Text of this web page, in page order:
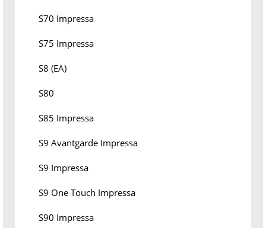
S70 Impressa
S75 Impressa
S8 (EA)
S80
S85 Impressa
S9 Avantgarde Impressa
S9 Impressa
S9 One Touch Impressa
S90 Impressa